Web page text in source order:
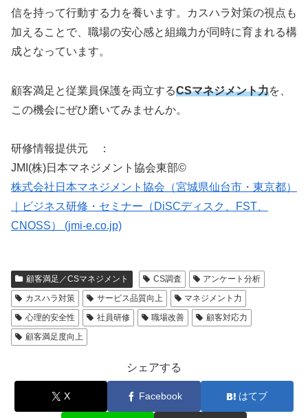
信を持って行動する力を養います。カスハラ対策の視点も
加えることで、職場の安心感と組織力が同時に育まれる構
成となっています。
顧客満足と従業員保護を両立するCSマネジメント力を、
この機会にぜひ磨いてみませんか。
研修情報提供元 ：
JMI(株)日本マネジメント協会東部©
株式会社日本マネジメント協会（宮城県仙台市・東京都）
｜ビジネス研修・セミナー（DiSCディスク、FST、
CNOSS） (jmi-e.co.jp)
顧客満足／CSマネジメント CS調査
アンケート分析
カスハラ対策
サービス品質向上
マネジメント力
心理的安全性
社員研修 職場改善
顧客対応力
顧客満足度向上
シェアする
X Facebook はてブ